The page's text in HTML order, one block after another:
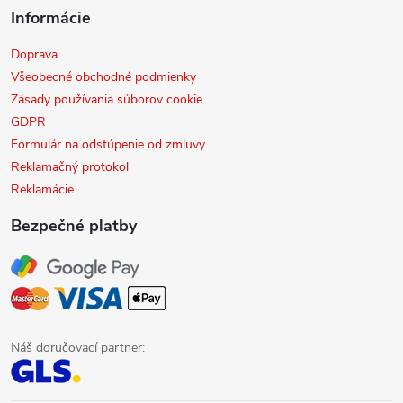
Informácie
Doprava
Všeobecné obchodné podmienky
Zásady používania súborov cookie
GDPR
Formulár na odstúpenie od zmluvy
Reklamačný protokol
Reklamácie
Bezpečné platby
Náš doručovací partner: